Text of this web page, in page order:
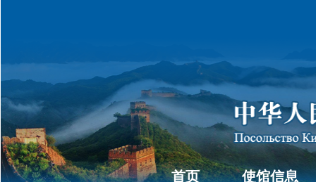
首页 使馆信息